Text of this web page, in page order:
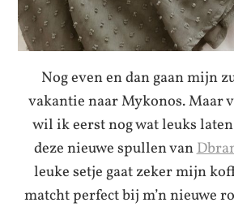
Nog even en dan gaan mijn
vakantie naar Mykonos. Maar
wil ik eerst nog wat leuks
deze nieuwe spullen van
leuke setje gaat zeker mijn
matcht perfect bij m’n nieuwe